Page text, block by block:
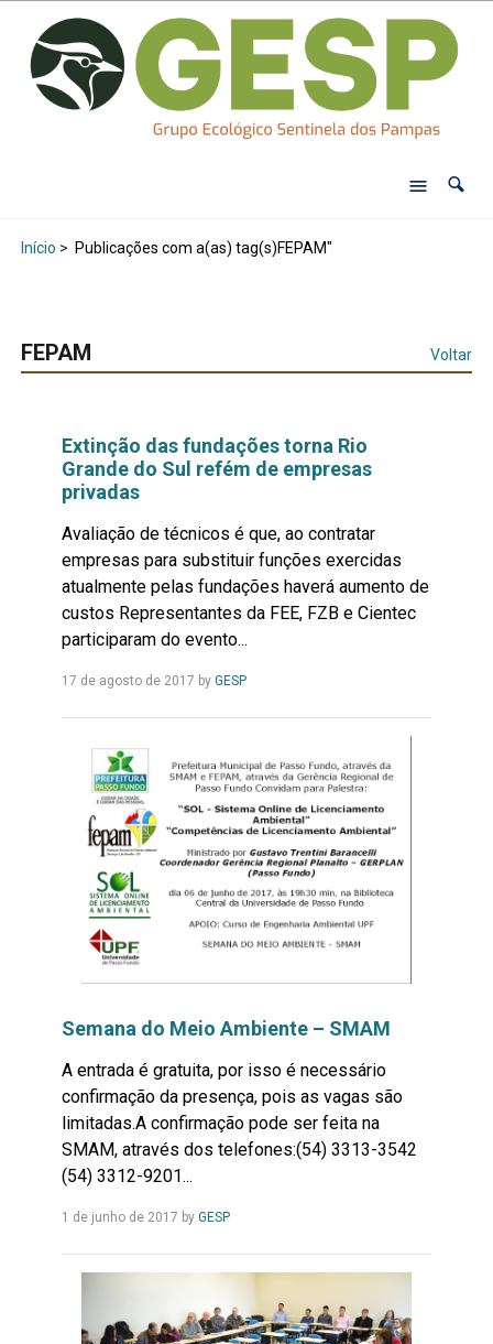
Início > Publicações com a(as) tag(s)FEPAM"
FEPAM Voltar
Extinção das fundações torna Rio
Grande do Sul refém de empresas
privadas
Avaliação de técnicos é que, ao contratar
empresas para substituir funções exercidas
atualmente pelas fundações haverá aumento de
custos Representantes da FEE, FZB e Cientec
participaram do evento...
17 de agosto de 2017 by GESPLeia
Semana do Meio Ambiente – SMAM
A entrada é gratuita, por isso é necessário
confirmação da presença, pois as vagas são
limitadas.A confirmação pode ser feita na
SMAM, através dos telefones:(54) 3313-3542
(54) 3312-9201...
1 de junho de 2017 by GESPLeia